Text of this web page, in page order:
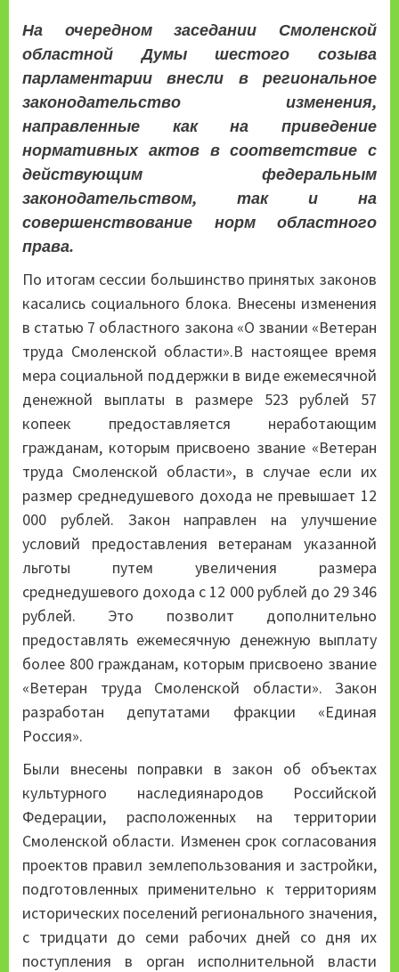
На очередном заседании Смоленской
областной Думы шестого созыва
парламентарии внесли в региональное
законодательство изменения,
направленные как на приведение
нормативных актов в соответствие с
действующим федеральным
законодательством, так и на
совершенствование норм областного
права.
По итогам сессии большинство принятых законов
касались социального блока. Внесены изменения
в статью 7 областного закона «О звании «Ветеран
труда Смоленской области».В настоящее время
мера социальной поддержки в виде ежемесячной
денежной выплаты в размере 523 рублей 57
копеек предоставляется неработающим
гражданам, которым присвоено звание «Ветеран
труда Смоленской области», в случае если их
размер среднедушевого дохода не превышает 12
000 рублей. Закон направлен на улучшение
условий предоставления ветеранам указанной
льготы путем увеличения размера
среднедушевого дохода с 12 000 рублей до 29 346
рублей. Это позволит дополнительно
предоставлять ежемесячную денежную выплату
более 800 гражданам, которым присвоено звание
«Ветеран труда Смоленской области». Закон
разработан депутатами фракции «Единая
Россия».
Были внесены поправки в закон об объектах
культурного наследиянародов Российской
Федерации, расположенных на территории
Смоленской области. Изменен срок согласования
проектов правил землепользования и застройки,
подготовленных применительно к территориям
исторических поселений регионального значения,
с тридцати до семи рабочих дней со дня их
поступления в орган исполнительной власти